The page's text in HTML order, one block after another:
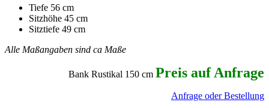
Tiefe 56 cm
Sitzhöhe 45 cm
Sitztiefe 49 cm
Alle Maßangaben sind ca Maße
Bank Rustikal 150 cm Preis auf Anfrage
Anfrage oder Bestellung